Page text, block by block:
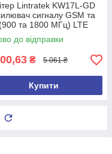
Lintratek KW17L-GD
сигналу GSM та
та 1800 МГц) LTE
до відправки
₴ 5 061 ₴
Купити